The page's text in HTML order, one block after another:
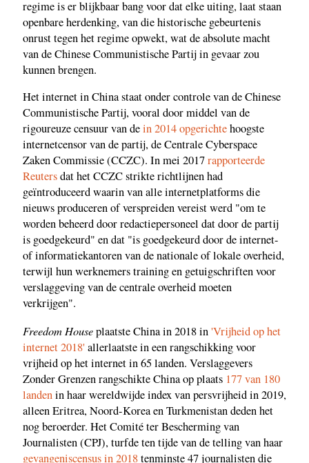
regime is er blijkbaar bang voor dat elke uiting, laat staan ​​
openbare herdenking, van die historische gebeurtenis
onrust tegen het regime opwekt, wat de absolute macht
van de Chinese Communistische Partij in gevaar zou
kunnen brengen.
Het internet in China staat onder controle van de Chinese
Communistische Partij, vooral door middel van de
rigoureuze censuur van dein 2014 opgerichtehoogste
internetcensor van de partij, de Centrale Cyberspace
Zaken Commissie (CCZC). In mei 2017rapporteerde
Reutersdat het CCZC strikte richtlijnen had
geïntroduceerd waarin van alle internetplatforms die
nieuws produceren of verspreiden vereist werd "om te
worden beheerd door redactiepersoneel dat door de partij
is goedgekeurd" en dat "is goedgekeurd door de internet-
of informatiekantoren van de nationale of lokale overheid,
terwijl hun werknemers training en getuigschriften voor
verslaggeving van de centrale overheid moeten
verkrijgen".
Freedom Houseplaatste China in 2018 in'Vrijheid op het
internet 2018' allerlaatste in een rangschikking voor
vrijheid op het internet in 65 landen. Verslaggevers
Zonder Grenzen rangschikte China op plaats 177 van 180
landenin haar wereldwijde index van persvrijheid in 2019,
alleen Eritrea, Noord-Korea en Turkmenistan deden het
nog beroerder. Het Comité ter Bescherming van
Journalisten (CPJ), turfde ten tijde van de telling van haar
gevangeniscensus in 2018tenminste 47 journalisten die